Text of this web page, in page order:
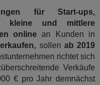
für Start-ups,
kleine und mittlere
online an Kunden in
sollen ab 2019
richtet sich
Verkäufe
€ pro Jahr demnächst